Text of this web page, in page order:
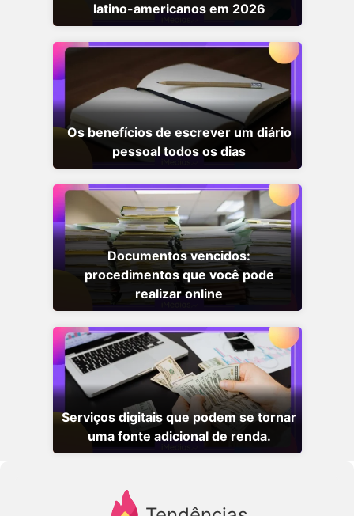
latino-americanos em 2026
Os benefícios de escrever um diário
pessoal todos os dias
Documentos vencidos:
procedimentos que você pode
realizar online
Serviços digitais que podem se tornar
uma fonte adicional de renda.